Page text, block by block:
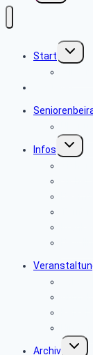
Start
Infos
Archiv